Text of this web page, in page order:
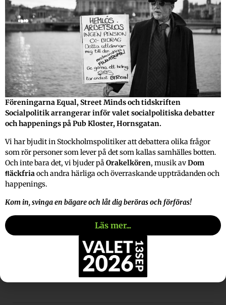
4 svar
Hans Johansson skriver: maj 9, 2022 kl. 10:31
Det är uppenbart bättre att vara rik, frisk och
välutbildad än att vara fattig, sjuk och outbildad.
Om vi har en ambition att skapa en bättre och
rättvisare värld så menar jag att vi skall börja med
att utbilda de outbildade så att de kan ta makten i
sina egna liv, organisera sig och ställa krav på
samhället.
Här kan Equal och liknande organisationer spela en
avgörande roll men för att göra det krävs det
betydande resurser.
Våra politiker vet att outbildade människor inte kan
få gehör för sina rättigheter
och krav, är det kanske därför som Sverige
Demokraterna vill lägga ner landets folkhögskolor?
Snälla, snälla läsare, gå och rösta i höst och rösta
inte på den facistiska fyrklöver som vill oss så
Föreningarna Equal, Street Minds och tidskriften
Socialpolitik arrangerar inför valet socialpolitiska debatter
och happenings på Pub Kloster, Hornsgatan.
Vi har bjudit in Stockholmspolitiker att debattera olika frågor
som rör personer som lever på det som kallas samhälles botten.
Och inte bara det, vi bjuder påOrakelkören, musik avDom
ﬂäckfriaoch andra härliga och överraskande uppträdanden och
happenings.
Kom in, svinga en bägare och låt dig beröras och förföras!
Läs mer...